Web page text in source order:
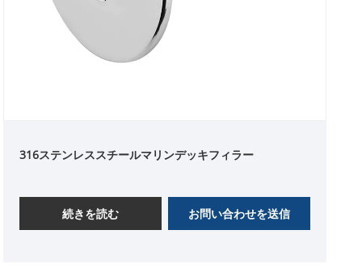
316ステンレススチールマリンデッキフィラー
続きを読む お問い合わせを送信